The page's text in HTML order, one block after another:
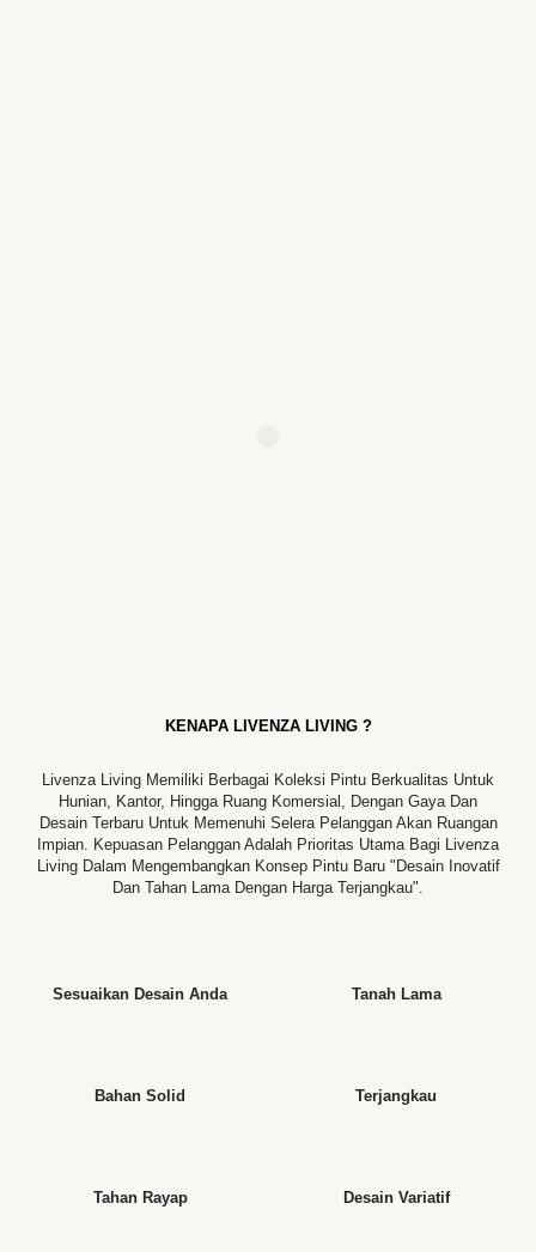
KENAPA LIVENZA LIVING ?
Livenza Living Memiliki Berbagai Koleksi Pintu Berkualitas Untuk
Hunian, Kantor, Hingga Ruang Komersial, Dengan Gaya Dan
Desain Terbaru Untuk Memenuhi Selera Pelanggan Akan Ruangan
Impian. Kepuasan Pelanggan Adalah Prioritas Utama Bagi Livenza
Living Dalam Mengembangkan Konsep Pintu Baru "desain Inovatif
Dan Tahan Lama Dengan Harga Terjangkau".
Sesuaikan Desain Anda Tanah Lama
Bahan Solid Terjangkau
Tahan Rayap Desain Variatif